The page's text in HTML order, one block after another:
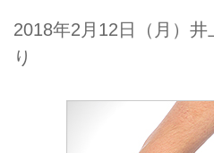
2018年2月12日（月）
り